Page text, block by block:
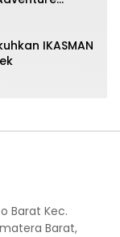
IKASMAN
Barat Kec.
Barat,